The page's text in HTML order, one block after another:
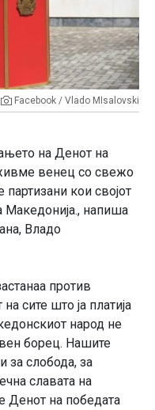
Facebook / Vlado MIsalovski
на Денот на
венец со свежо
кои својот
Македонија., напиша
Владо
против
сите што ја платија
народ не
борец. Нашите
за слобода, за
славата на
Денот на победата